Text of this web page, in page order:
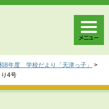
8年度 学校だより「天津っ子」
>
4号